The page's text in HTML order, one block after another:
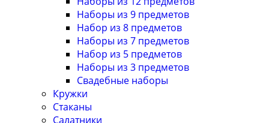
Наборы из 9 предметов
Набор из 8 предметов
Наборы из 7 предметов
Набор из 5 предметов
Наборы из 3 предметов
Свадебные наборы
Кружки
Стаканы
Салатники